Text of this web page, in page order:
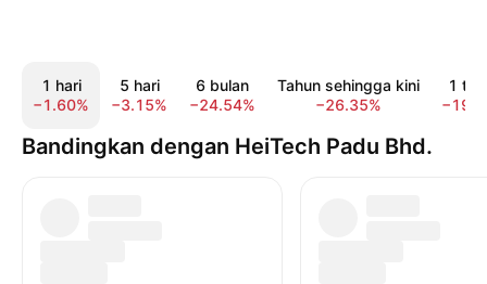
1 hari
−1.60%
5 hari
−3.15%
6 bulan
−24.54%
Tahun sehingga kini
−26.35%
1
Bandingkan dengan HeiTech Padu Bhd.